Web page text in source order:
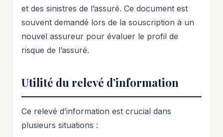
et des sinistres de l’assuré. Ce document est
souvent demandé lors de la souscription à un
nouvel assureur pour évaluer le profil de
risque de l’assuré.
Utilité du relevé d’information
Ce relevé d’information est crucial dans
plusieurs situations :